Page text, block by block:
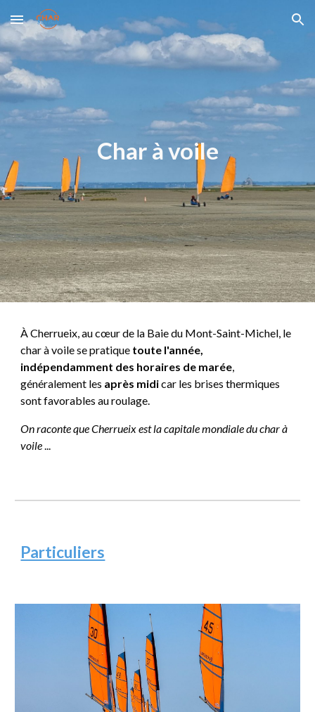
Skip to main content Skip to navigation
Char à voile
À Cherrueix, au cœur de la Baie du Mont-Saint-Michel, le
char à voile se pratique toute l'année,
indépendamment des horaires de marée,
généralement les après midicar les brises thermiques
sont favorables au roulage.
On raconte que Cherrueix est la capitale mondiale du char à
voile...
Particuliers